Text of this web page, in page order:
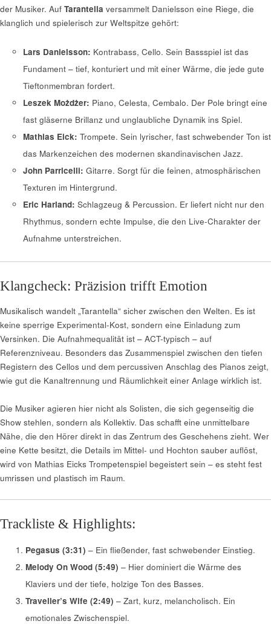
der Musiker. Auf Tarantella versammelt Danielsson eine Riege, die
klanglich und spielerisch zur Weltspitze gehört:
Lars Danielsson: Kontrabass, Cello. Sein Bassspiel ist das
Fundament – tief, konturiert und mit einer Wärme, die jede gute
Tieftonmembran fordert.
Leszek Możdżer: Piano, Celesta, Cembalo. Der Pole bringt eine
fast gläserne Brillanz und unglaubliche Dynamik ins Spiel.
Mathias Eick: Trompete. Sein lyrischer, fast schwebender Ton ist
das Markenzeichen des modernen skandinavischen Jazz.
John Parricelli: Gitarre. Sorgt für die feinen, atmosphärischen
Texturen im Hintergrund.
Eric Harland: Schlagzeug & Percussion. Er liefert nicht nur den
Rhythmus, sondern echte Impulse, die den Live-Charakter der
Aufnahme unterstreichen.
Klangcheck: Präzision trifft Emotion
Musikalisch wandelt „Tarantella“ sicher zwischen den Welten. Es ist
keine sperrige Experimental-Kost, sondern eine Einladung zum
Versinken. Die Aufnahmequalität ist – ACT-typisch – auf
Referenzniveau. Besonders das Zusammenspiel zwischen den tiefen
Registern des Cellos und dem percussiven Anschlag des Pianos zeigt,
wie gut die Kanaltrennung und Räumlichkeit einer Anlage wirklich ist.
Die Musiker agieren hier nicht als Solisten, die sich gegenseitig die
Show stehlen, sondern als Kollektiv. Das schafft eine unmittelbare
Nähe, die den Hörer direkt in das Zentrum des Geschehens zieht. Wer
eine Kette besitzt, die Details im Mittel- und Hochton sauber auflöst,
wird von Mathias Eicks Trompetenspiel begeistert sein – es steht fest
umrissen und plastisch im Raum.
Trackliste & Highlights:
Pegasus (3:31) – Ein fließender, fast schwebender Einstieg.
Melody On Wood (5:49) – Hier dominiert die Wärme des
Klaviers und der tiefe, holzige Ton des Basses.
Traveller’s Wife (2:49) – Zart, kurz, melancholisch. Ein
emotionales Zwischenspiel.